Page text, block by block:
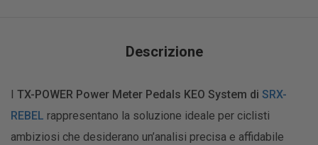
Descrizione
TX-POWER Power Meter Pedals KEO System di SRX-
REBEL rappresentano la soluzione ideale per ciclisti
ambiziosi che desiderano un’analisi precisa e affidabile